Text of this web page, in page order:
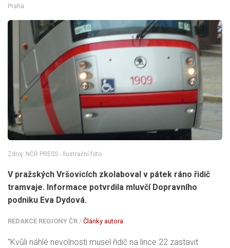
Praha
Zdroj: NČR PRESS - Ilustrační foto
V pražských Vršovicích zkolaboval v pátek ráno řidič
tramvaje. Informace potvrdila mluvčí Dopravního
podniku Eva Dydová.
REDAKCE REGIONY ČR / Články autora
"Kvůli náhlé nevolnosti musel řidič na lince 22 zastavit